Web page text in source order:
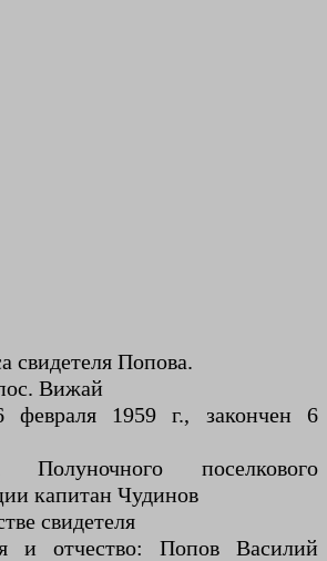
свидетеля Попова.
Вижай
февраля 1959 г., закончен 6
поселкового
капитан Чудинов
свидетеля
и отчество: Попов Василий